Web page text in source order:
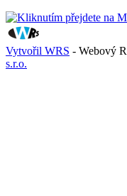
Vytvořil WRS - Webový
s.r.o.